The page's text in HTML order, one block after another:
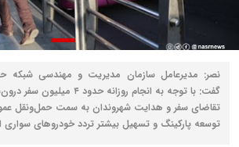
نصر: مدیرعامل سازمان مدیریت و مهندسی شبکه
گفت: با توجه به انجام روزانه
تقاضای سفر و هدایت شهروندان به سمت حمل‌ونقل
توسعه پارکینگ و تسهیل بیشتر تردد خودروهای